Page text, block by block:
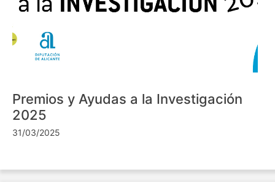
Premios y Ayudas a la Investigación
2025
31/03/2025